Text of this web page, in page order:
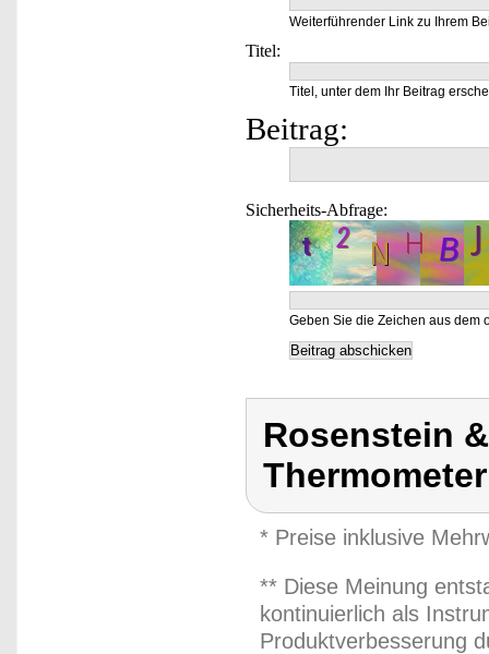
Weiterführender Link zu Ihrem
Titel:
Titel, unter dem Ihr Beitrag
Beitrag:
Sicherheits-Abfrage:
Geben Sie die Zeichen aus dem
Rosenstein
Thermometer
* Preise inklusive
** Diese Meinung
kontinuierlich als
Produktverbesserung